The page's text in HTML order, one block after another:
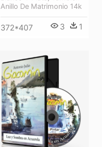
Anillo De Matrimonio 14k
372*407 3 1